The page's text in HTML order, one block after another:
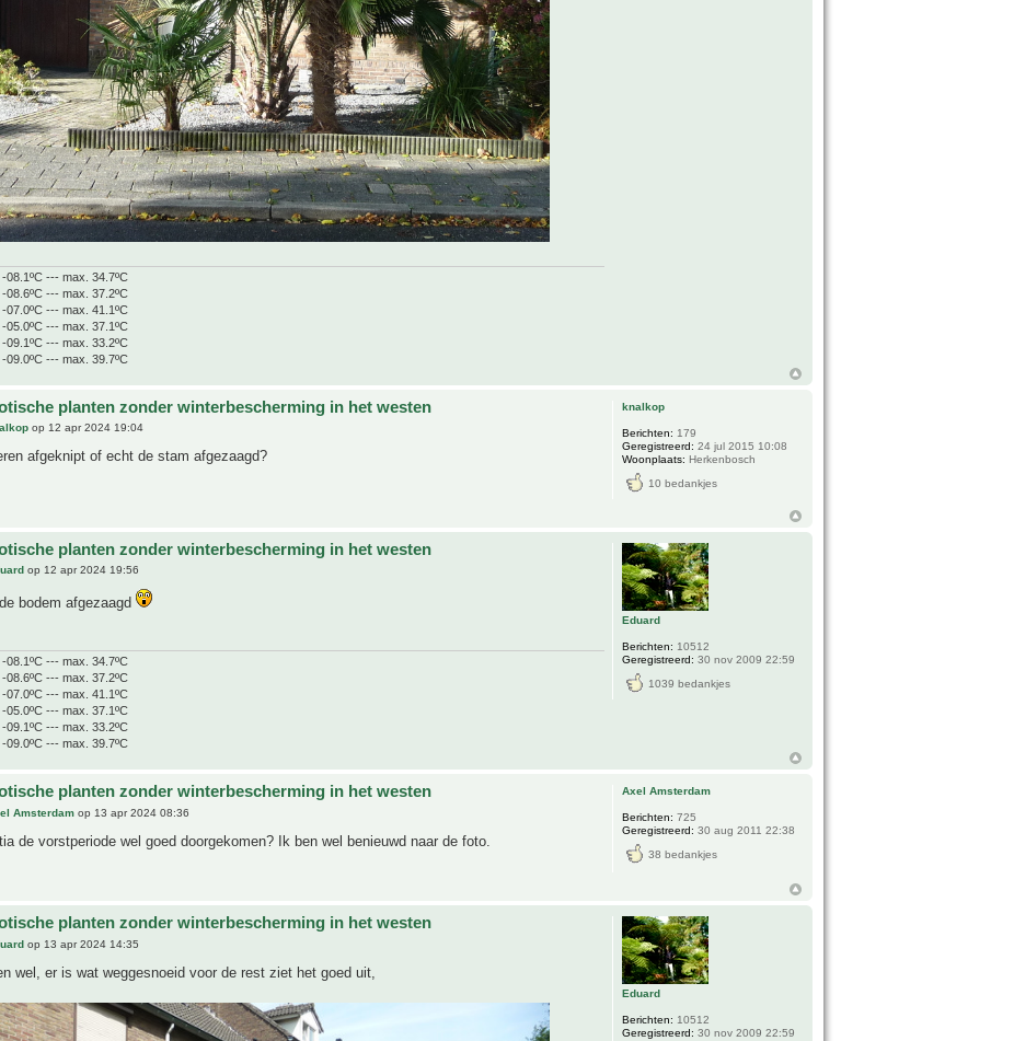
08.1ºC --- max. 34.7ºC
08.6ºC --- max. 37.2ºC
07.0ºC --- max. 41.1ºC
05.0ºC --- max. 37.1ºC
09.1ºC --- max. 33.2ºC
09.0ºC --- max. 39.7ºC
planten zonder winterbescherming in het westen
op 12 apr 2024 19:04
afgeknipt of echt de stam afgezaagd?
knalkop
Berichten: 179
Geregistreerd: 24 jul 2015 10:08
Woonplaats: Herkenbosch
10 bedankjes
planten zonder winterbescherming in het westen
op 12 apr 2024 19:56
bodem afgezaagd
08.1ºC --- max. 34.7ºC
08.6ºC --- max. 37.2ºC
07.0ºC --- max. 41.1ºC
05.0ºC --- max. 37.1ºC
09.1ºC --- max. 33.2ºC
09.0ºC --- max. 39.7ºC
Eduard
Berichten: 10512
Geregistreerd: 30 nov 2009 22:59
1039 bedankjes
planten zonder winterbescherming in het westen
Amsterdam op 13 apr 2024 08:36
de vorstperiode wel goed doorgekomen? Ik ben wel benieuwd naar de foto.
Axel Amsterdam
Berichten: 725
Geregistreerd: 30 aug 2011 22:38
38 bedankjes
planten zonder winterbescherming in het westen
op 13 apr 2024 14:35
wel, er is wat weggesnoeid voor de rest ziet het goed uit,
Eduard
Berichten: 10512
Geregistreerd: 30 nov 2009 22:59